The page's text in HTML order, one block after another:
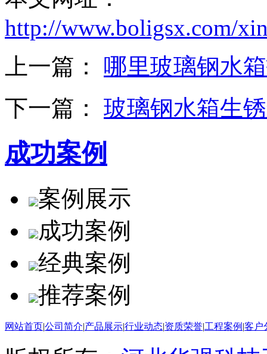
http://www.boligsx.com/
上一篇： 哪里玻璃钢水
下一篇： 玻璃钢水箱生
成功案例
案例展示
成功案例
经典案例
推荐案例
网站首页|公司简介|产品展示|行业动态|资质荣誉|工程案例 |客户